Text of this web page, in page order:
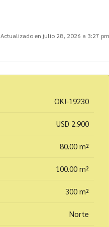
Actualizado en julio 28, 2026 a 3:27 pm
OK!-19230
USD 2.900
80.00 m²
100.00 m²
300 m²
Norte